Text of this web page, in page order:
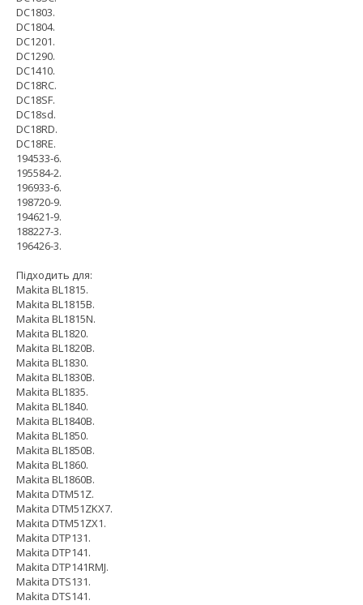
DC1803.
DC1804.
DC1201.
DC1290.
DC1410.
DC18RC.
DC18SF.
DC18sd.
DC18RD.
DC18RE.
194533-6.
195584-2.
196933-6.
198720-9.
194621-9.
188227-3.
196426-3.
Підходить для:
Makita BL1815.
Makita BL1815B.
Makita BL1815N.
Makita BL1820.
Makita BL1820B.
Makita BL1830.
Makita BL1830B.
Makita BL1835.
Makita BL1840.
Makita BL1840B.
Makita BL1850.
Makita BL1850B.
Makita BL1860.
Makita BL1860B.
Makita DTM51Z.
Makita DTM51ZKX7.
Makita DTM51ZX1.
Makita DTP131.
Makita DTP141.
Makita DTP141RMJ.
Makita DTS131.
Makita DTS141.